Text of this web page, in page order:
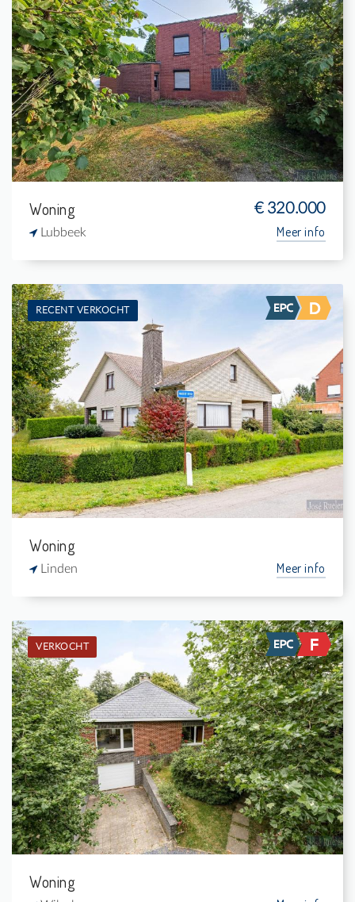
Verkocht: Woning
2
1.900 m²
1
110 m²
Woning € 320.000
Lubbeek Meer info
RECENT VERKOCHT
Verkocht: Villa
4
980 m²
1
288 m²
Woning
Linden Meer info
VERKOCHT
Verkocht: Eengezinswoning
4
720 m²
1
154 m²
Woning